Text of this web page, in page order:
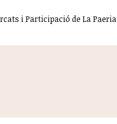
i Participació de La Paeria